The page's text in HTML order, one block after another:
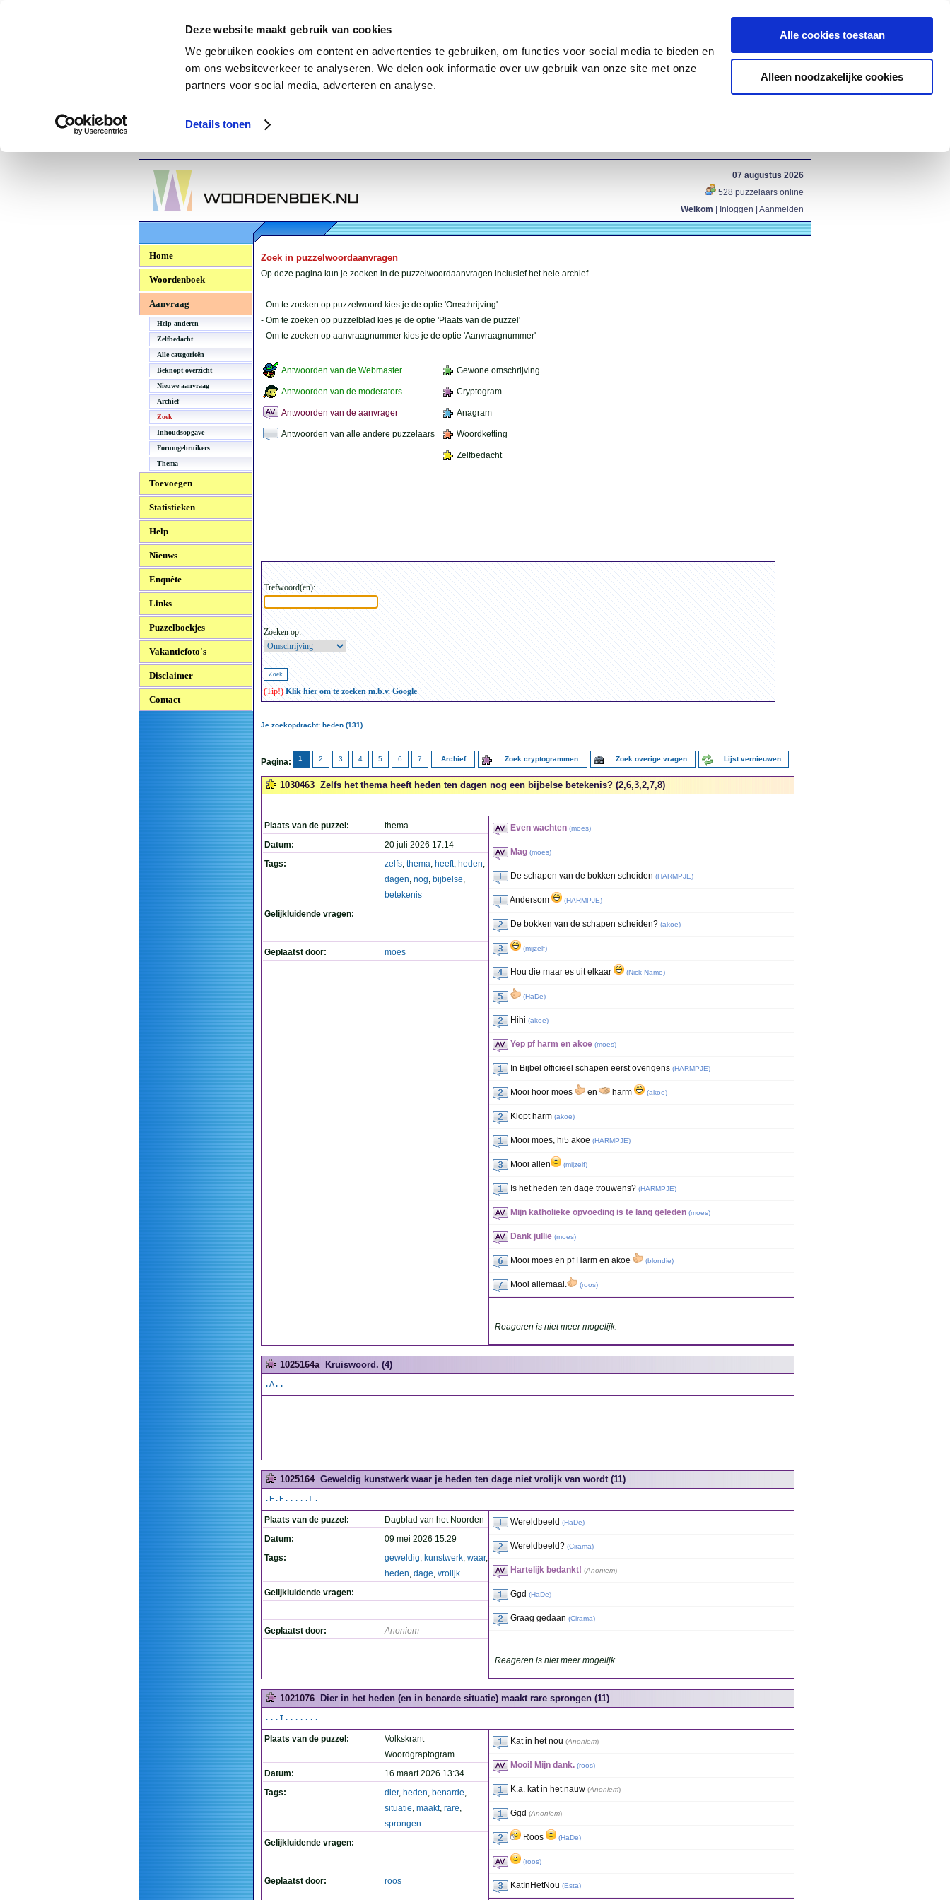
Deze website maakt gebruik van cookies
We gebruiken cookies om content en advertenties te gebruiken, om functies voor social media te bieden en
om ons websiteverkeer te analyseren. We delen ook informatie over uw gebruik van onze site met onze
partners voor social media, adverteren en analyse.
Details tonen
Alle cookies toestaan
Alleen noodzakelijke cookies
Woordenboek.NU
07 augustus 2026
528 puzzelaars online
Welkom
Inloggen Aanmelden
Home
Woordenboek
Aanvraag
Help anderen
Zelfbedacht
Alle categorieën
Beknopt overzicht
Nieuwe aanvraag
Archief
Zoek
Inhoudsopgave
Forumgebruikers
Thema
Toevoegen
Statistieken
Help
Nieuws
Enquête
Links
Puzzelboekjes
Vakantiefoto's
Disclaimer
Contact
Zoek in puzzelwoordaanvragen
Op deze pagina kun je zoeken in de puzzelwoordaanvragen inclusief het hele archief.
- Om te zoeken op puzzelwoord kies je de optie 'Omschrijving'
- Om te zoeken op puzzelblad kies je de optie 'Plaats van de puzzel'
- Om te zoeken op aanvraagnummer kies je de optie 'Aanvraagnummer'
Antwoorden van de Webmaster Gewone omschrijving
Antwoorden van de moderators Cryptogram
Antwoorden van de aanvrager Anagram
Antwoorden van alle andere puzzelaars Woordketting
Zelfbedacht
Trefwoord(en):
Zoeken op:
(Tip!) Klik hier om te zoeken m.b.v. Google
Je zoekopdracht: heden (131)
Pagina: 1 2 3 4 5 6 7 Archief Zoek cryptogrammen Zoek overige vragen Lijst vernieuwen
1030463 Zelfs het thema heeft heden ten dagen nog een bijbelse betekenis? (2,6,3,2,7,8)
Plaats van de puzzel:
thema
Datum:
20 juli 2026 17:14
Tags:
zelfs, thema, heeft, heden,
dagen, nog, bijbelse,
betekenis
Gelijkluidende vragen:
Geplaatst door: moes
Even wachten (moes)
Mag (moes)
De schapen van de bokken scheiden (HARMPJE)
Andersom (HARMPJE)
De bokken van de schapen scheiden? (akoe)
(mijzelf)
Hou die maar es uit elkaar (Nick Name)
(HaDe)
Hihi (akoe)
Yep pf harm en akoe (moes)
In Bijbel officieel schapen eerst overigens (HARMPJE)
Mooi hoor moes en harm (akoe)
Klopt harm (akoe)
Mooi moes, hi5 akoe (HARMPJE)
Mooi allen (mijzelf)
Is het heden ten dage trouwens? (HARMPJE)
Mijn katholieke opvoeding is te lang geleden (moes)
Dank jullie (moes)
Mooi moes en pf Harm en akoe (blondie)
Mooi allemaal. (roos)
Reageren is niet meer mogelijk.
1025164a Kruiswoord. (4)
.A..
1025164 Geweldig kunstwerk waar je heden ten dage niet vrolijk van wordt (11)
.E.E.....L.
Plaats van de puzzel:
Dagblad van het Noorden
Datum:
09 mei 2026 15:29
Tags:
geweldig, kunstwerk, waar,
heden, dage, vrolijk
Gelijkluidende vragen:
Geplaatst door: Anoniem
Wereldbeeld (HaDe)
Wereldbeeld? (Cirama)
Hartelijk bedankt! (Anoniem)
Ggd (HaDe)
Graag gedaan (Cirama)
Reageren is niet meer mogelijk.
1021076 Dier in het heden (en in benarde situatie) maakt rare sprongen (11)
...I.......
Plaats van de puzzel:
Volkskrant
Woordgraptogram
Datum:
16 maart 2026 13:34
Tags:
dier, heden, benarde,
situatie, maakt, rare,
sprongen
Gelijkluidende vragen:
Geplaatst door: roos
Kat in het nou (Anoniem)
Mooi! Mijn dank. (roos)
K.a. kat in het nauw (Anoniem)
Ggd (Anoniem)
Roos (HaDe)
(roos)
KatInHetNou (Esta)